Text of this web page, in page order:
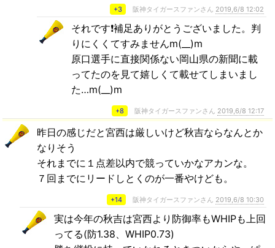
+3 阪神タイガースファンさん 2019,6/8 12:02
それです❗補足ありがとうございました。判
りにくくてすみませんm(__)m
原口選手に直接関係ない岡山県の新聞に載
ってたのを見て嬉しくて載せてしまいまし
た…m(__)m
+8 阪神タイガースファンさん 2019,6/8 12:17
昨日の感じだと宮西は厳しいけど秋吉ならなんとか
なりそう
それまでに１点差以内で競っていかなアカンな。
７回までにリードしとくのが一番やけども。
+14 阪神タイガースファンさん 2019,6/8 10:30
実は今年の秋吉は宮西より防御率もWHIPも上回
ってる(防1.38、WHIP0.73)